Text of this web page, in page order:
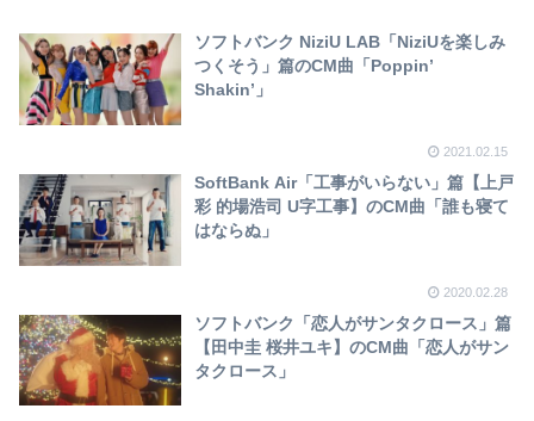
ソフトバンク NiziU LAB「NiziUを楽しみ
つくそう」篇のCM曲「Poppin’
Shakin’」
2021.02.15
SoftBank Air「工事がいらない」篇【上戸
彩 的場浩司 U字工事】のCM曲「誰も寝て
はならぬ」
2020.02.28
ソフトバンク「恋人がサンタクロース」篇
【田中圭 桜井ユキ】のCM曲「恋人がサン
タクロース」